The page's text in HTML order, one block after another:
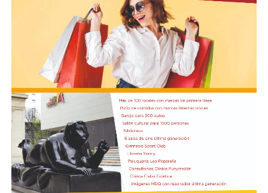
Contaduría General y la Dirección General de
Contrataciones, áreas que deberán elaborar un informe
técnico, jurídico y contable antes de que la
administración municipal adopte una definición sobre el
pedido.
En los fundamentos de la resolución se señala que la
complejidad y trascendencia de la solicitud hacen
necesario un estudio integral de la documentación
presentada, especialmente por tratarse de una
modificación vinculada a la composición societaria de la
empresa que obtuvo la concesión.
La novedad se conoce mientras la concesión del Minella